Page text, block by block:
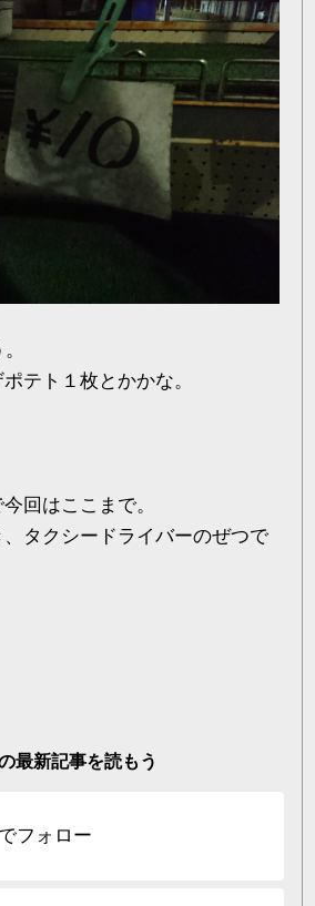
テト１枚とかかな。
回はここまで。
タクシードライバーのぜつで
最新記事を読もう
フォロー